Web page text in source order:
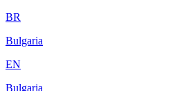
BR
Bulgaria
EN
Bulgaria